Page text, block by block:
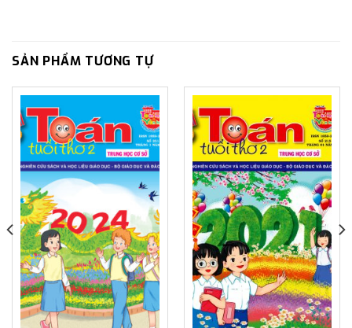
SẢN PHẨM TƯƠNG TỰ